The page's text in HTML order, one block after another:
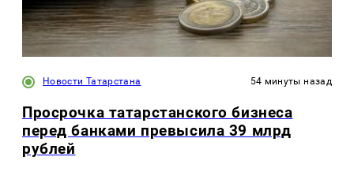
Новости Татарстана 54 минуты назад
Просрочка татарстанского бизнеса
перед банками превысила 39 млрд
рублей